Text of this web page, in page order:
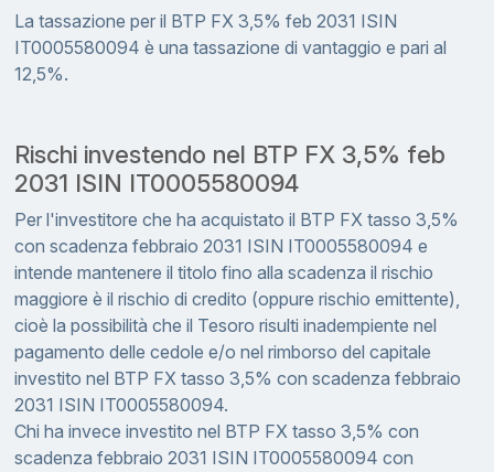
La tassazione per il BTP FX 3,5% feb 2031 ISIN
IT0005580094 è una tassazione di vantaggio e pari al
12,5%.
Rischi investendo nel BTP FX 3,5% feb
2031 ISIN IT0005580094
Per l'investitore che ha acquistato il BTP FX tasso 3,5%
con scadenza febbraio 2031 ISIN IT0005580094 e
intende mantenere il titolo fino alla scadenza il rischio
maggiore è il rischio di credito (oppure rischio emittente),
cioè la possibilità che il Tesoro risulti inadempiente nel
pagamento delle cedole e/o nel rimborso del capitale
investito nel BTP FX tasso 3,5% con scadenza febbraio
2031 ISIN IT0005580094.
Chi ha invece investito nel BTP FX tasso 3,5% con
scadenza febbraio 2031 ISIN IT0005580094 con